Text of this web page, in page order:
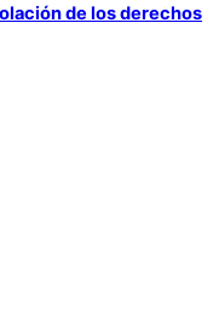
de los derechos